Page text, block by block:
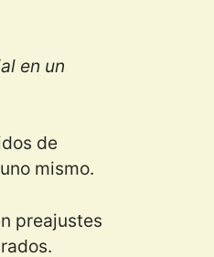
en un
de
mismo.
preajustes